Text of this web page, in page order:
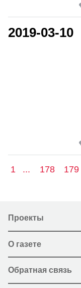
2019-03-10
1 ... 178 179
Проекты
О газете
Обратная связь